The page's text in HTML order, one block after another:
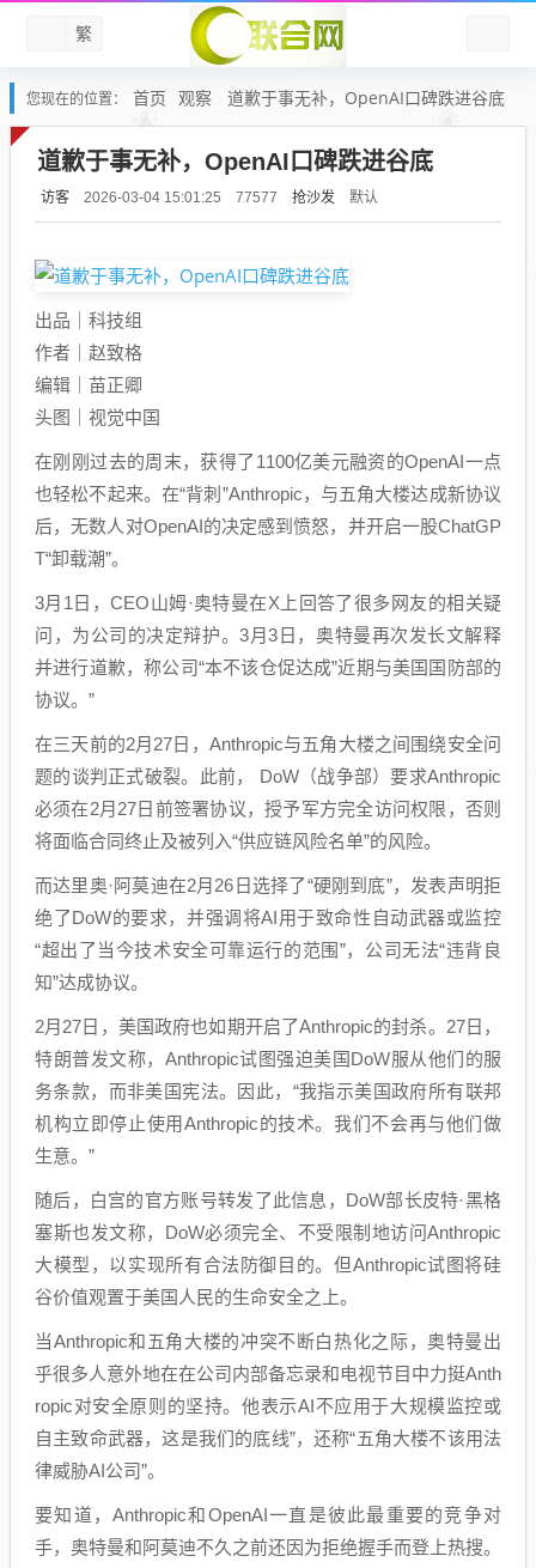
繁
您现在的位置： 首页 观察 道歉于事无补，OpenAI口碑跌进谷底
道歉于事无补，OpenAI口碑跌进谷底
访客 2026-03-04 15:01:25 77577 抢沙发 默认
出品｜科技组
作者｜赵致格
编辑｜苗正卿
头图｜视觉中国
在刚刚过去的周末，获得了1100亿美元融资的OpenAI一点
也轻松不起来。在“背刺”Anthropic，与五角大楼达成新协议
后，无数人对OpenAI的决定感到愤怒，并开启一股ChatGP
T“卸载潮”。
3月1日，CEO山姆·奥特曼在X上回答了很多网友的相关疑
问，为公司的决定辩护。3月3日，奥特曼再次发长文解释
并进行道歉，称公司“本不该仓促达成”近期与美国国防部的
协议。”
在三天前的2月27日，Anthropic与五角大楼之间围绕安全问
题的谈判正式破裂。此前， DoW（战争部）要求Anthropic
必须在2月27日前签署协议，授予军方完全访问权限，否则
将面临合同终止及被列入“供应链风险名单”的风险。
而达里奥·阿莫迪在2月26日选择了“硬刚到底”，发表声明拒
绝了DoW的要求，并强调将AI用于致命性自动武器或监控
“超出了当今技术安全可靠运行的范围”，公司无法“违背良
知”达成协议。
2月27日，美国政府也如期开启了Anthropic的封杀。27日，
特朗普发文称，Anthropic试图强迫美国DoW服从他们的服
务条款，而非美国宪法。因此，“我指示美国政府所有联邦
机构立即停止使用Anthropic的技术。我们不会再与他们做
生意。”
随后，白宫的官方账号转发了此信息，DoW部长皮特·黑格
塞斯也发文称，DoW必须完全、不受限制地访问Anthropic
大模型，以实现所有合法防御目的。但Anthropic试图将硅
谷价值观置于美国人民的生命安全之上。
当Anthropic和五角大楼的冲突不断白热化之际，奥特曼出
乎很多人意外地在在公司内部备忘录和电视节目中力挺Anth
ropic对安全原则的坚持。他表示AI不应用于大规模监控或
自主致命武器，这是我们的底线”，还称“五角大楼不该用法
律威胁AI公司”。
要知道，Anthropic和OpenAI一直是彼此最重要的竞争对
手，奥特曼和阿莫迪不久之前还因为拒绝握手而登上热搜。